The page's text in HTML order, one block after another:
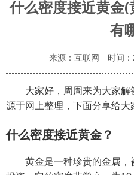
什么密度接近黄金
有
来源：互联网 时间
大家好，周周来为大家
源于网上整理，下面分享给大
什么密度接近黄金？
黄金是一种珍贵的金属